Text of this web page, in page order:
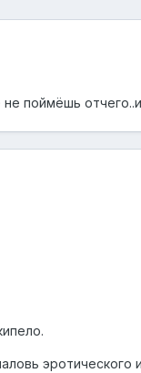
поймёшь
эротического